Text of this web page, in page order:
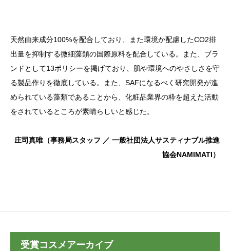
天然由来成分100%を配合しており、また環境か配慮したCO2排
出量を抑制する微細藻類の国際原料を配合している。また、ブラ
ンドとして13ポリシーを掲げており、肌や環境へのやさしさを守
る製品作りを徹底している。また、SAFになるべく研究開発が進
められている藻類であることから、化粧品業界の枠を超えた活動
をされているところが素晴らしいと感じた。
庄司真唯（事務局スタッフ ／ 一般社団法人サスティナブル推進
協会NAMIMATI）
受賞コスメアーカイブ